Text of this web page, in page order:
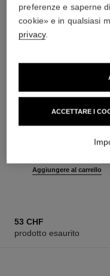
3 tonalità disponibili
Aggiungere al carrello
53 CHF
prodotto esaurito
preferenze e saperne
cookie» e in qualsiasi
privacy.
ACCETTARE I